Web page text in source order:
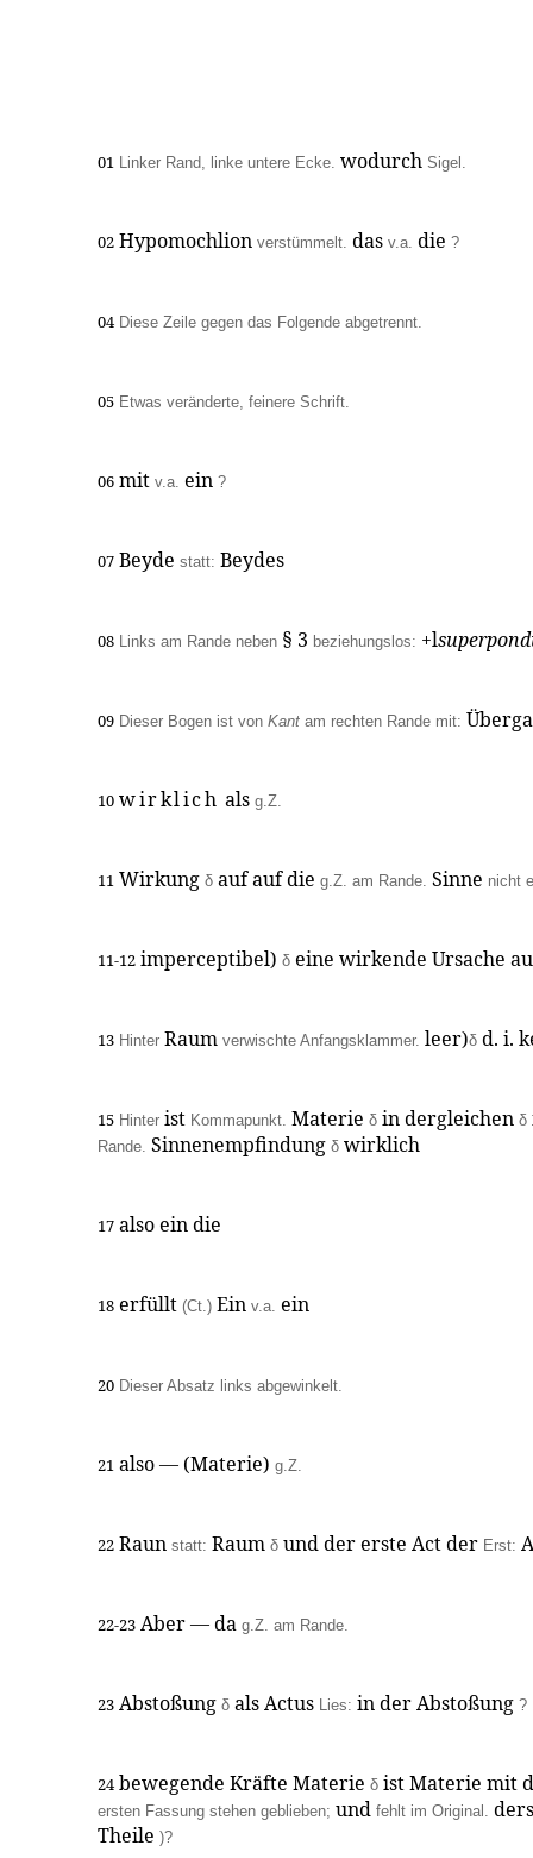
01 Linker Rand, linke untere Ecke. wodurch Sigel.
02 Hypomochlion verstümmelt. das v.a. die ?
04 Diese Zeile gegen das Folgende abgetrennt.
05 Etwas veränderte, feinere Schrift.
06 mit v.a. ein ?
07 Beyde statt: Beydes
08 Links am Rande neben § 3 beziehungslos: +l
09 Dieser Bogen ist von Kant am rechten Rande mit:
10 wirklich als g.Z.
11 Wirkung δ auf auf die g.Z. am Rande. Sinne nicht
11-12 imperceptibel) δ eine wirkende Ursache
13 Hinter Raum verwischte Anfangsklammer. leer)δ d. i.
15 Hinter ist Kommapunkt. Materie δ in dergleichen δ
Rande. Sinnenempfindung δ wirklich
17 also ein die
18 erfüllt (Ct.) Ein v.a. ein
20 Dieser Absatz links abgewinkelt.
21 also — (Materie) g.Z.
22 Raun statt: Raum δ und der erste Act der Erst:
22-23 Aber — da g.Z. am Rande.
23 Abstoßung δ als Actus Lies: in der Abstoßung ?
24 bewegende Kräfte Materie δ ist Materie mit
ersten Fassung stehen geblieben; und fehlt im Original.
Theile )?